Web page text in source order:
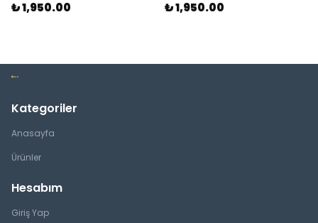
₺ 1,950.00 ₺ 1,950.00
Kategoriler
Anasayfa
Ürünler
Hesabım
Giriş Yap